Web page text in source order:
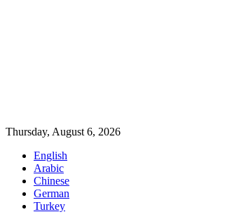
Thursday, August 6, 2026
English
Arabic
Chinese
German
Turkey